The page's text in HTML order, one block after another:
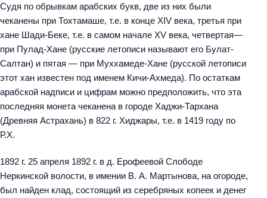
Судя по обрывкам арабских букв, две из них были
чеканены при Тохтамаше, т.е. в конце XIV века, третья при
хане Шади-Беке, т.е. в самом начале XV века, четвертая—
при Пулад-Хане (русские летописи называют его Булат-
Салтан) и пятая — при Муххамеде-Хане (русской летописи
этот хан известен под именем Кичи-Ахмеда). По остаткам
арабской надписи и цифрам можно предположить, что эта
последняя монета чеканена в городе Хаджи-Тархана
(Древняя Астрахань) в 822 г. Хиджары, т.е. в 1419 году по
Р.Х.
1892 г. 25 апреля 1892 г. в д. Ерофеевой Слободе
Неркинской волости, в имении В. А. Мартынова, на огороде,
был найден клад, состоящий из серебряных копеек и денег